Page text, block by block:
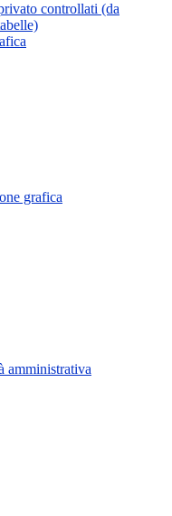
controllati (da
grafica
amministrativa